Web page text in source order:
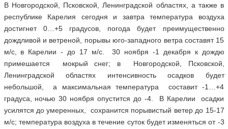
В Новгородской, Псковской, Ленинградской областях, а также в
республике Карелия сегодня и завтра температура воздуха
достигнет 0…+5 градусов, погода будет преимущественно
дождливой и ветреной, порывы юго-западного ветра составят 15
м/с, в Карелии - до 17 м/с. 30 ноября -1 декабря к дождю
примешается мокрый снег; в Новгородской, Псковской,
Ленинградской областях интенсивность осадков будет
небольшой, а максимальная температура составит -1…+4
градуса, ночью 30 ноября опустится до -4. В Карелии осадки
усилятся до умеренных, сохранится порывистый ветер до 15-17
м/с; температура воздуха в течение суток будет изменяться от -3